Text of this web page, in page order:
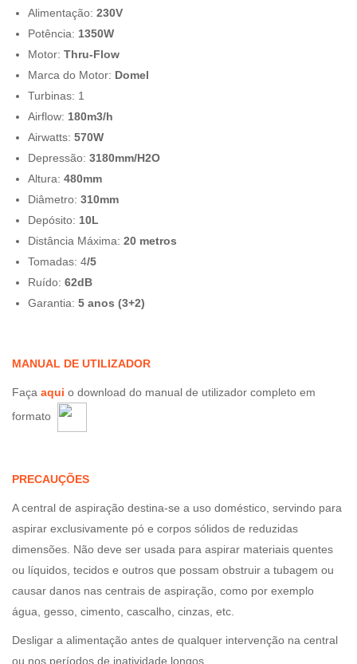
Alimentação: 230V
Potência: 1350W
Motor: Thru-Flow
Marca do Motor: Domel
Turbinas: 1
Airflow: 180m3/h
Airwatts: 570W
Depressão: 3180mm/H2O
Altura: 480mm
Diâmetro: 310mm
Depósito: 10L
Distância Máxima: 20 metros
Tomadas: 4/5
Ruído: 62dB
Garantia: 5 anos (3+2)
MANUAL DE UTILIZADOR
Faça aqui o download do manual de utilizador completo em
formato
PRECAUÇÕES
A central de aspiração destina-se a uso doméstico, servindo para
aspirar exclusivamente pó e corpos sólidos de reduzidas
dimensões. Não deve ser usada para aspirar materiais quentes
ou líquidos, tecidos e outros que possam obstruir a tubagem ou
causar danos nas centrais de aspiração, como por exemplo
água, gesso, cimento, cascalho, cinzas, etc.
Desligar a alimentação antes de qualquer intervenção na central
ou nos períodos de inatividade longos.